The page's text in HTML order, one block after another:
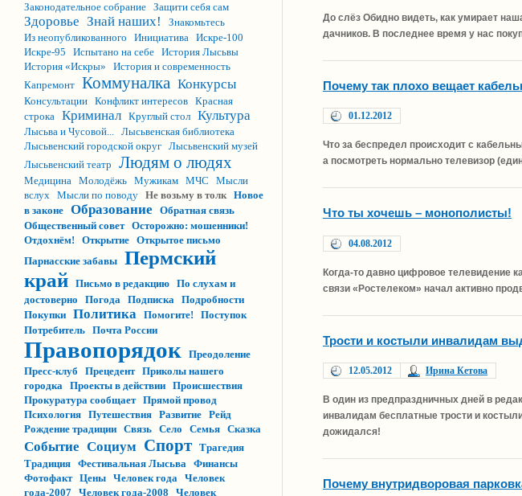
Законодательное собрание Защити себя сам
Здоровье Знай наших!
Знакомьтесь
Из неопубликованного
Инициатива Искре-100
Искре-95
Испытано на себе История Лысьвы
История «Искры»
История и современность
Капремонт Коммуналка Конкурсы
Консультации Конфликт интересов Красная
строка Криминал Круглый стол Культура
Лысьва и Чусовой... Лысьвенская библиотека
Лысьвенский городской округ Лысьвенский музей
Лысьвенский театр
Людям о людях
Медицина Молодёжь Мужикам МЧС
Мысли
вслух Мысли по поводу Не возьму в толк Новое
в законе Образование
Обратная связь
Общественный совет Осторожно: мошенники!
Отдохнём!
Открытие Открытое письмо
Парнасские забавы Пермский
край Письмо в редакцию По слухам и
достоверно
Погода Подписка Подробности
Покупки Политика Помогите!
Поступок
Потребитель Почта России
Правопорядок
Преодоление
Пресс-клуб
Прецедент Приколы нашего
городка Проекты в действии Происшествия
Прокуратура сообщает Прямой провод
Психология Путешествия Развитие Рейд
Рождение традиции Связь Село Семья Сказка
Событие Социум Спорт Трагедия
Традиция Фестивальная Лысьва Финансы
Фотофакт Цены Человек года Человек
года-2007 Человек года-2008
Человек
До слёз Обидно видеть, как умирает
дачников. В последнее время у нас
Почему так плохо вещает
01.12.2012
Что за беспредел происходит с
а посмотреть нормально телевизор
Что ты хочешь – монополисты!
04.08.2012
Когда-то давно цифровое телевидение
связи «Ростелеком» начал активно
Трости и костыли инвалидам
12.05.2012 Ирина Кетова
В один из предпраздничных дней в
инвалидам бесплатные трости и
дожидался!
Почему внутридворовая